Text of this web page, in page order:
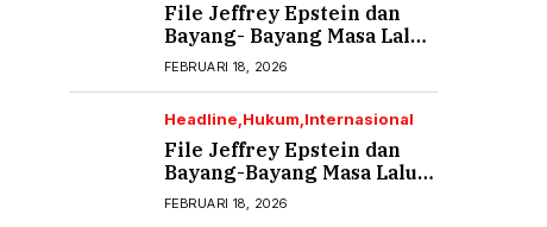
File Jeffrey Epstein dan
Bayang- Bayang Masa Lalu
yang Tak Pernah Usai (2)
FEBRUARI 18, 2026
Headline Hukum Internasional
File Jeffrey Epstein dan
Bayang-Bayang Masa Lalu
yang Tak Pernah Usai (1)
FEBRUARI 18, 2026